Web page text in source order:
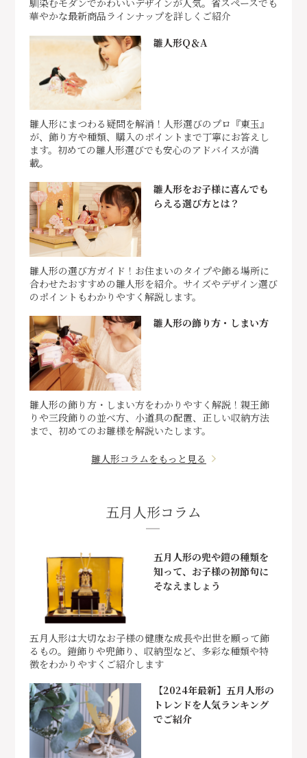
馴染むモダンでかわいいデザインが人気。省スペースでも
華やかな最新商品ラインナップを詳しくご紹介
雛人形Q＆A
雛人形にまつわる疑問を解消！人形選びのプロ『東玉』
が、飾り方や種類、購入のポイントまで丁寧にお答えし
ます。初めての雛人形選びでも安心のアドバイスが満
載。
雛人形をお子様に喜んでも
らえる選び方とは？
雛人形の選び方ガイド！お住まいのタイプや飾る場所に
合わせたおすすめの雛人形を紹介。サイズやデザイン選び
のポイントもわかりやすく解説します。
雛人形の飾り方・しまい方
雛人形の飾り方・しまい方をわかりやすく解説！親王飾
りや三段飾りの並べ方、小道具の配置、正しい収納方法
まで、初めてのお雛様を解説いたします。
雛人形コラムをもっと見る
五月人形コラム
五月人形の兜や鎧の種類を
知って、お子様の初節句に
そなえましょう
五月人形は大切なお子様の健康な成長や出世を願って飾
るもの。鎧飾りや兜飾り、収納型など、多彩な種類や特
徴をわかりやすくご紹介します
【2024年最新】五月人形の
トレンドを人気ランキング
でご紹介